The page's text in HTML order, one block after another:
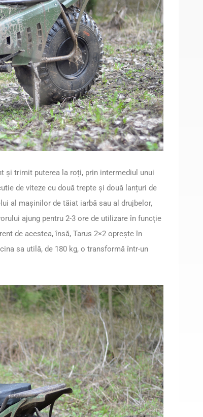
și trimit puterea la roți, prin intermediul unui
de viteze cu două trepte și două lanțuri de
al mașinilor de tăiat iarbă sau al drujbelor,
ajung pentru 2-3 ore de utilizare în funcție
de acestea, însă, Tarus 2×2 oprește în
sa utilă, de 180 kg, o transformă într-un